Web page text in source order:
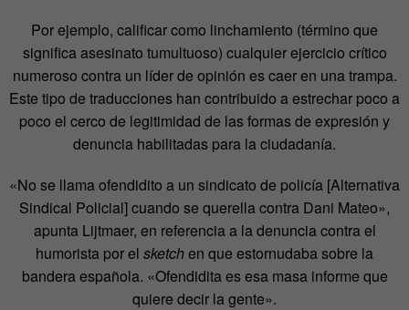
Por ejemplo, calificar como linchamiento (término que
significa asesinato tumultuoso) cualquier ejercicio crítico
numeroso contra un líder de opinión es caer en una trampa.
Este tipo de traducciones han contribuido a estrechar poco a
poco el cerco de legitimidad de las formas de expresión y
denuncia habilitadas para la ciudadanía.
«No se llama ofendidito a un sindicato de policía [Alternativa
Sindical Policial] cuando se querella contra Dani Mateo»,
apunta Lijtmaer, en referencia a la denuncia contra el
humorista por el sketchen que estornudaba sobre la
bandera española. «Ofendidita es esa masa informe que
quiere decir la gente».